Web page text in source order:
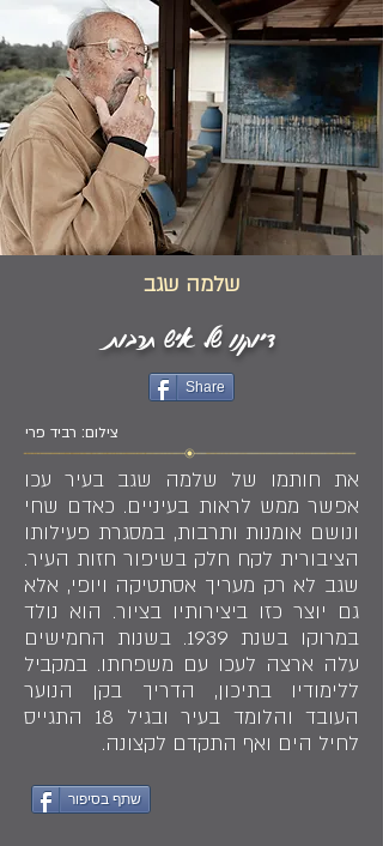
שלמה שגב
דיוקנו של איש תרבות
Share
צילום: רביד פרי
את חותמו של שלמה שגב בעיר עכו
אפשר ממש לראות בעיניים. כאדם שחי
ונושם אומנות ותרבות, במסגרת פעילותו
הציבורית לקח חלק בשיפור חזות העיר.
שגב לא רק מעריך אסתטיקה ויופי, אלא
גם יוצר כזו ביצירותיו בציור. הוא נולד
במרוקו בשנת 1939. בשנות החמישים
עלה ארצה לעכו עם משפחתו. במקביל
ללימודיו בתיכון, הדריך בקן הנוער
העובד והלומד בעיר ובגיל 18 התגייס
לחיל הים ואף התקדם לקצונה.
שתף בסיפור